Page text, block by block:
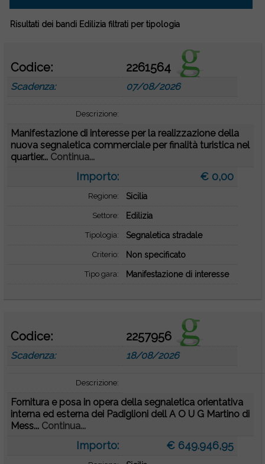
Risultati dei bandi Edilizia filtrati per tipologia
Codice: 2261564
Scadenza: 07/08/2026
Descrizione:
Manifestazione di interesse per la realizzazione della
nuova segnaletica commerciale per finalità turistica nel
quartier... Continua...
Importo: € 0,00
Regione: Sicilia
Settore: Edilizia
Tipologia: Segnaletica stradale
Criterio: Non specificato
Tipo gara: Manifestazione di interesse
Codice: 2257956
Scadenza: 18/08/2026
Descrizione:
Fornitura e posa in opera della segnaletica orientativa
interna ed esterna dei Padiglioni dell A O U G Martino di
Mess... Continua...
Importo: € 649.946,95